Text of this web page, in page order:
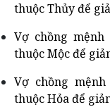
thuộc Thủy để
Vợ chồng
thuộc Mộc để
Vợ chồng
thuộc Hỏa để